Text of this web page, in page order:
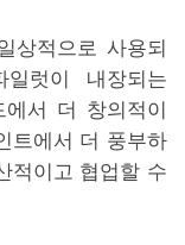
상적으로 사용되
럿이 내장되는
서 더 창의적이
트에서 더 풍부하
적이고 협업할 수